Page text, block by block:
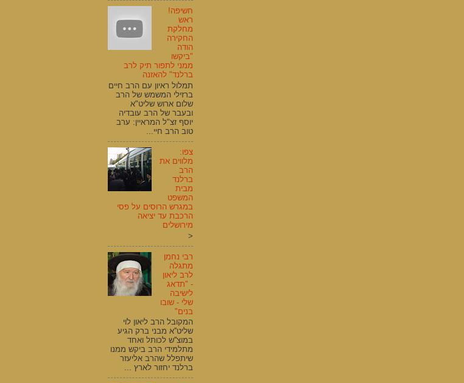
חשיפה!
ראש
מחלקת
החקירה
הודה
"ביקשו
ממני לתפור תיק לרב
ברלנד" להאזנה
תמלול ראיון עם הרב חיים
ברזילי המשמש של הרב
שלום ארוש שליט"א
ובעבר של הרב עובדיה
יוסף זצ"ל המראיין: ערב
טוב הרב חיי...
צפו:
מלווים את
הרב
ברלנד
מבית
המשפט
במגרש הרוסים על פסי
הרכבת עד יציאה
מירושלים
<
רבי נחמן
מתגלה
לרב ליאון
- "תדאג
לישיבה
שלי - שובו
בנים"
המקובל הרב ליאון לוי
שליט''א מבני ברק הגיע
במוצ''ש לכותל ואחד
מתלמידי הרב ביקש ממנו
שיתפלל שהרב אליעזר
ברלנד יחזור לארץ ...